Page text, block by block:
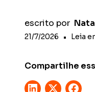
escrito por
21/7/2026 • Leia
Compartilhe